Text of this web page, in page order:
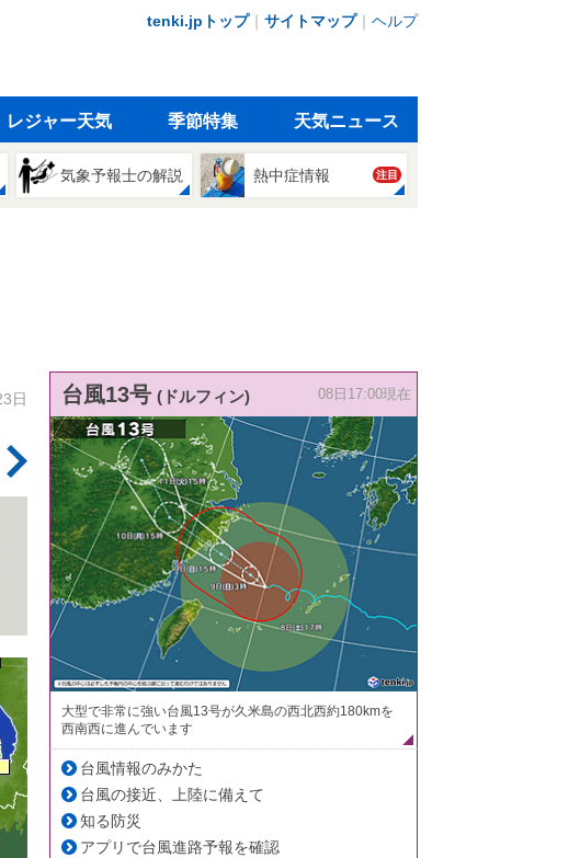
tenki.jpトップ｜ サイトマップ｜ ヘルプ
レジャー天気 季節特集 天気ニュース
気象予報士の解説 熱中症情報 注目
日 台風13号 (ドルフィン) 08日17:00現在
大型で非常に強い台風13号が久米島の西北西約180kmを
西南西に進んでいます
台風情報のみかた
台風の接近、上陸に備えて
知る防災
アプリで台風進路予報を確認